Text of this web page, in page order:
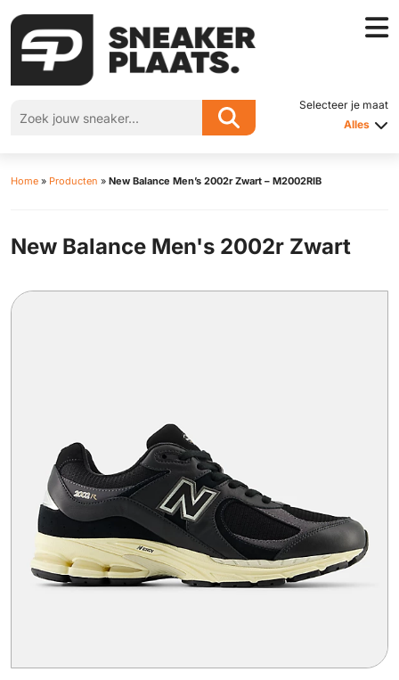
Selecteer je maat
Alles
Home » Producten » New Balance Men’s 2002r Zwart – M2002RIB
New Balance Men's 2002r Zwart